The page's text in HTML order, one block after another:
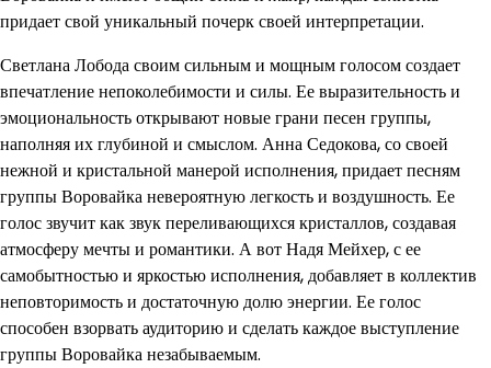
придает свой уникальный почерк своей интерпретации.
Светлана Лобода своим сильным и мощным голосом создает
впечатление непоколебимости и силы. Ее выразительность и
эмоциональность открывают новые грани песен группы,
наполняя их глубиной и смыслом. Анна Седокова, со своей
нежной и кристальной манерой исполнения, придает песням
группы Воровайка невероятную легкость и воздушность. Ее
голос звучит как звук переливающихся кристаллов, создавая
атмосферу мечты и романтики. А вот Надя Мейхер, с ее
самобытностью и яркостью исполнения, добавляет в коллектив
неповторимость и достаточную долю энергии. Ее голос
способен взорвать аудиторию и сделать каждое выступление
группы Воровайка незабываемым.